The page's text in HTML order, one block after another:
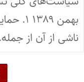
بهمن
ناشی از آن از